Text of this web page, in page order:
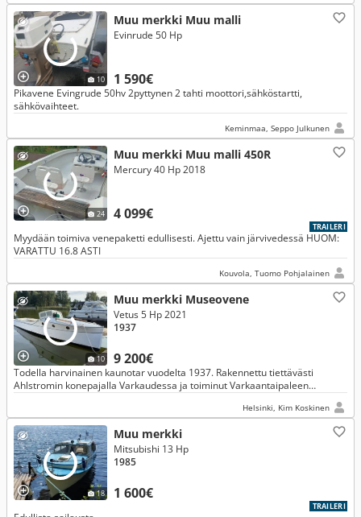
10
Muu merkki Muu malli
1 590€
Evinrude 50 Hp
Pikavene Evingrude 50hv 2pyttynen 2 tahti moottori,sähköstartti,
sähkövaihteet.
Keminmaa, Seppo Julkunen
24
Muu merkki Muu malli 450R
4 099€
Mercury 40 Hp 2018
TRAILERI
Myydään toimiva venepaketti edullisesti. Ajettu vain järvivedessä HUOM:
VARATTU 16.8 ASTI
Kouvola, Tuomo Pohjalainen
10
Muu merkki Museovene
9 200€
Vetus 5 Hp 2021
1937
Todella harvinainen kaunotar vuodelta 1937. Rakennettu tiettävästi
Ahlstromin konepajalla Varkaudessa ja toiminut Varkaantaipaleen
Helsinki, Kim Koskinen
18
Muu merkki
1 600€
Mitsubishi 13 Hp
1985
TRAILERI